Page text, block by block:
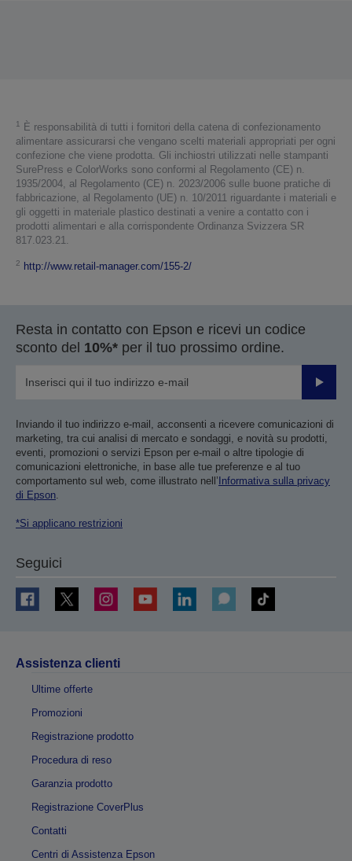
1
È responsabilità di tutti i fornitori della catena di confezionamento
alimentare assicurarsi che vengano scelti materiali appropriati per ogni
confezione che viene prodotta. Gli inchiostri utilizzati nelle stampanti
SurePress e ColorWorks sono conformi al Regolamento (CE) n.
1935/2004, al Regolamento (CE) n. 2023/2006 sulle buone pratiche di
fabbricazione, al Regolamento (UE) n. 10/2011 riguardante i materiali e
gli oggetti in materiale plastico destinati a venire a contatto con i
prodotti alimentari e alla corrispondente Ordinanza Svizzera SR
817.023.21.
2 http://www.retail-manager.com/155-2/
Resta in contatto con Epson e ricevi un codice
sconto del 10%* per il tuo prossimo ordine.
Invia
Inviando il tuo indirizzo e-mail, acconsenti a ricevere comunicazioni di
marketing, tra cui analisi di mercato e sondaggi, e novità su prodotti,
eventi, promozioni o servizi Epson per e-mail o altre tipologie di
comunicazioni elettroniche, in base alle tue preferenze e al tuo
comportamento sul web, come illustrato nell’ Informativa sulla privacy
di Epson.
*Si applicano restrizioni
Seguici
Assistenza clienti
Ultime offerte
Promozioni
Registrazione prodotto
Procedura di reso
Garanzia prodotto
Registrazione CoverPlus
Contatti
Centri di Assistenza Epson